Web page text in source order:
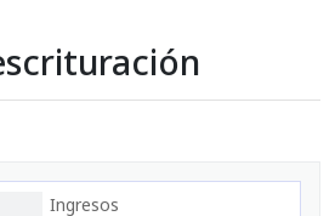
Ingresos